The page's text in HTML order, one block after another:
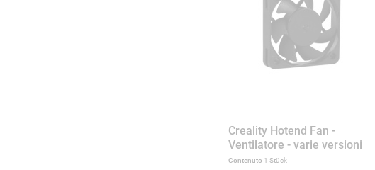
Creality Hotend Fan -
Ventilatore - varie versioni
Contenuto 1 Stück